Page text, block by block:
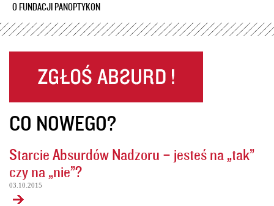
O FUNDACJI PANOPTYKON
CO NOWEGO?
Starcie Absurdów Nadzoru – jesteś na „tak”
czy na „nie”?
03.10.2015